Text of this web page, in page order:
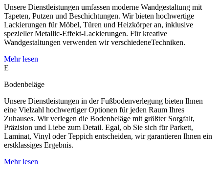
Unsere Dienstleistungen umfassen moderne Wandgestaltung mit
Tapeten, Putzen und Beschichtungen. Wir bieten hochwertige
Lackierungen für Möbel, Türen und Heizkörper an, inklusive
spezieller Metallic-Effekt-Lackierungen. Für kreative
Wandgestaltungen verwenden wir verschiedeneTechniken.
Mehr lesen
Bodenbeläge
Unsere Dienstleistungen in der Fußbodenverlegung bieten Ihnen
eine Vielzahl hochwertiger Optionen für jeden Raum Ihres
Zuhauses. Wir verlegen die Bodenbeläge mit größter Sorgfalt,
Präzision und Liebe zum Detail. Egal, ob Sie sich für Parkett,
Laminat, Vinyl oder Teppich entscheiden, wir garantieren Ihnen ein
erstklassiges Ergebnis.
Mehr lesen